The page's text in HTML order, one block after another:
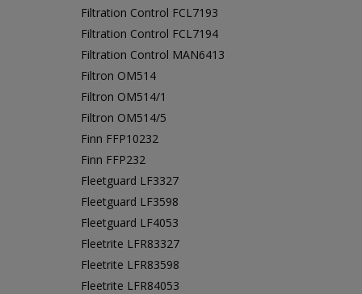
Filtration Control FCL7193
Filtration Control FCL7194
Filtration Control MAN6413
Filtron OM514
Filtron OM514/1
Filtron OM514/5
Finn FFP10232
Finn FFP232
Fleetguard LF3327
Fleetguard LF3598
Fleetguard LF4053
Fleetrite LFR83327
Fleetrite LFR83598
Fleetrite LFR84053